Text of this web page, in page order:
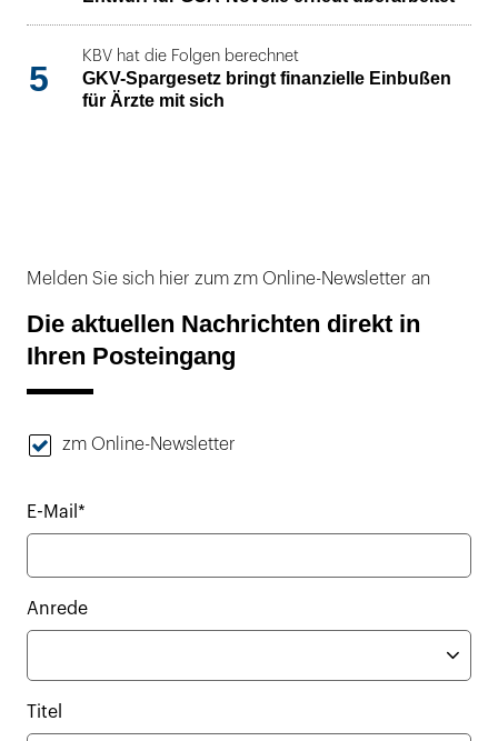
5
KBV hat die Folgen berechnet
GKV-Spargesetz bringt finanzielle Einbußen
für Ärzte mit sich
Melden Sie sich hier zum zm Online-Newsletter an
Die aktuellen Nachrichten direkt in
Ihren Posteingang
zm Online-Newsletter
E-Mail*
Anrede
Titel